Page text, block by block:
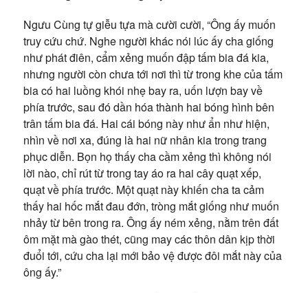
Ngưu Cùng tự giễu tựa mà cười cười, “Ông ấy muốn
truy cứu chứ. Nghe người khác nói lúc ấy cha giống
như phát điên, cẩm xẻng muốn đập tấm bia đá kia,
nhưng người còn chưa tới nơi thì từ trong khe của tấm
bia có hai luồng khói nhẹ bay ra, uốn lượn bay về
phía trước, sau đó dần hóa thành hai bóng hình bên
trân tấm bia đá. Hai cái bóng này như ẩn như hiện,
nhìn về nơi xa, đúng là hai nữ nhân kia trong trang
phục diễn. Bọn họ thấy cha cầm xẻng thì không nói
lời nào, chỉ rút từ trong tay áo ra hai cây quạt xếp,
quạt về phía trước. Một quạt này khiến cha ta cảm
thấy hai hốc mắt đau đớn, tròng mắt giống như muốn
nhảy từ bên trong ra. Ông ấy ném xẻng, nằm trên đất
ôm mặt mà gào thét, cũng may các thôn dân kịp thời
đuổi tới, cứu cha lại mới bảo vệ được đôi mắt này của
ông ấy.”